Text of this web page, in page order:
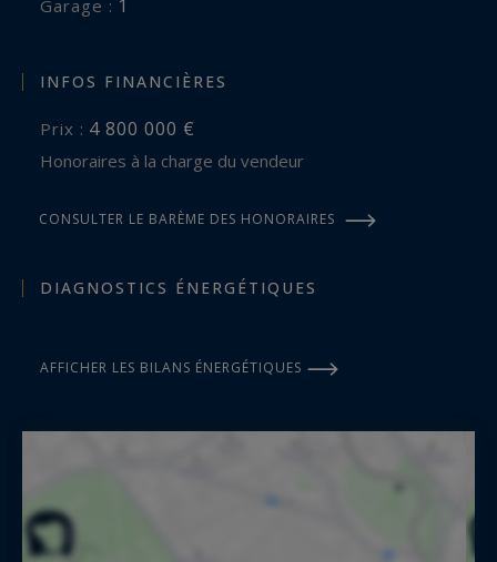
garage : 1
INFOS FINANCIÈRES
Prix : 4 800 000 €
Honoraires à la charge du vendeur
CONSULTER LE BARÈME DES HONORAIRES
DIAGNOSTICS ÉNERGÉTIQUES
AFFICHER LES BILANS ÉNERGÉTIQUES